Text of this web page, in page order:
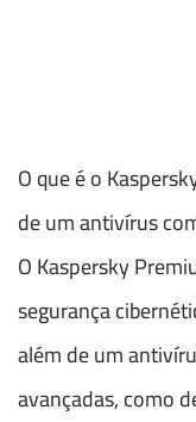
O que é o
de um antivírus
O Kaspersky
segurança
além de um
avançadas, como